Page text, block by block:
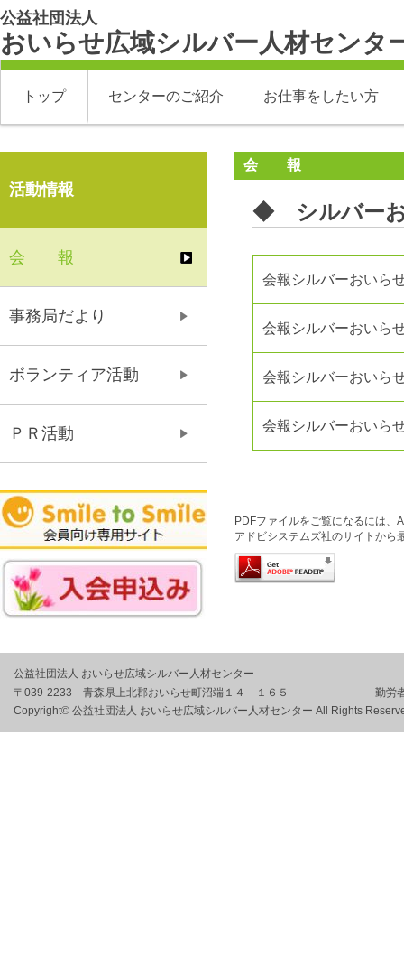
公益社団法人
おいらせ広域シルバー人材センタ
トップ センターのご紹介 お仕事をしたい方
会 報
◆ シルバー
会報シルバーおいら
会報シルバーおいら
会報シルバーおいら
会報シルバーおいら
PDFファイルをご覧になるには
アドビシステムズ社のサイトから
活動情報
会 報
事務局だより
ボランティア活動
ＰＲ活動
公益社団法人 おいらせ広域シルバー人材センター
〒039-2233 青森県上北郡おいらせ町沼端１４－１６５ 勤労者
Copyright© 公益社団法人 おいらせ広域シルバー人材センター All Rights